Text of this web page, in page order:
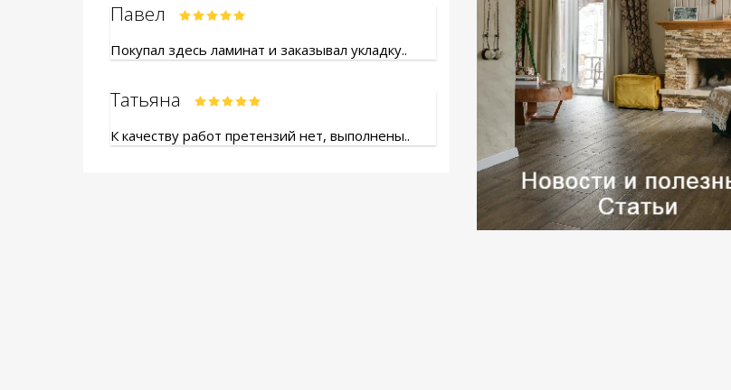
Павел
Покупал здесь ламинат и заказывал укладку..
Татьяна
К качеству работ претензий нет, выполнены..